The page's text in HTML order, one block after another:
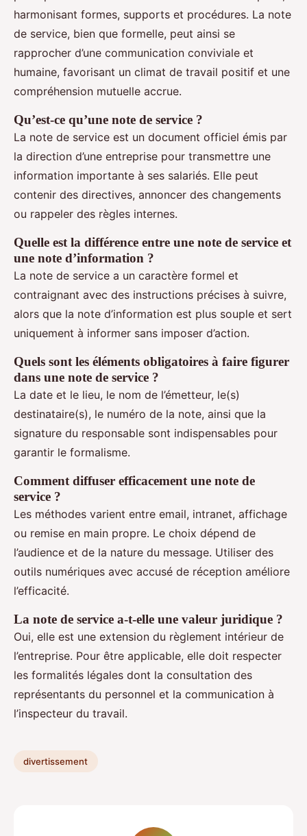
harmonisant formes, supports et procédures. La note
de service, bien que formelle, peut ainsi se
rapprocher d’une communication conviviale et
humaine, favorisant un climat de travail positif et une
compréhension mutuelle accrue.
Qu’est-ce qu’une note de service ?
La note de service est un document officiel émis par
la direction d’une entreprise pour transmettre une
information importante à ses salariés. Elle peut
contenir des directives, annoncer des changements
ou rappeler des règles internes.
Quelle est la différence entre une note de service et
une note d’information ?
La note de service a un caractère formel et
contraignant avec des instructions précises à suivre,
alors que la note d’information est plus souple et sert
uniquement à informer sans imposer d’action.
Quels sont les éléments obligatoires à faire figurer
dans une note de service ?
La date et le lieu, le nom de l’émetteur, le(s)
destinataire(s), le numéro de la note, ainsi que la
signature du responsable sont indispensables pour
garantir le formalisme.
Comment diffuser efficacement une note de
service ?
Les méthodes varient entre email, intranet, affichage
ou remise en main propre. Le choix dépend de
l’audience et de la nature du message. Utiliser des
outils numériques avec accusé de réception améliore
l’efficacité.
La note de service a-t-elle une valeur juridique ?
Oui, elle est une extension du règlement intérieur de
l’entreprise. Pour être applicable, elle doit respecter
les formalités légales dont la consultation des
représentants du personnel et la communication à
l’inspecteur du travail.
divertissement